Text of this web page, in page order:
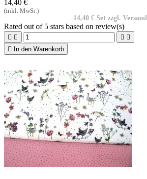
14,40 €
(inkl. MwSt.)
14,40 € Set zzgl. Versand
Rated out of 5 stars based on review(s)
   
 In den Warenkorb